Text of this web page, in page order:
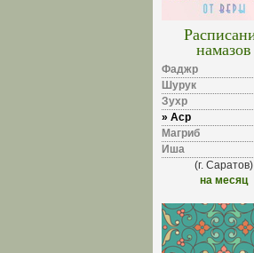
намазов
Фаджр
Шурук
Зухр
» Аср
Магриб
Иша
(г. Саратов)
на месяц